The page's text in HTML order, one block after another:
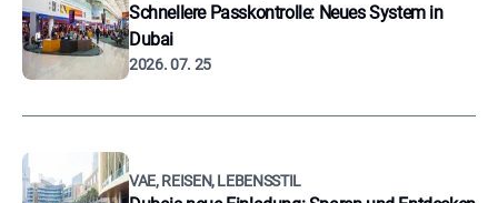
Schnellere Passkontrolle: Neues System in
Dubai
2026. 07. 25
VAE, REISEN, LEBENSSTIL